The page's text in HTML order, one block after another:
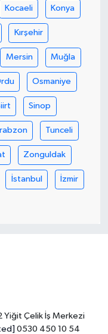
Kocaeli Konya
Kırşehir
Mersin Muğla
Osmaniye
Sinop
Tunceli
Zonguldak
İstanbul İzmir
Yiğit Çelik İş Merkezi
0530 450 10 54